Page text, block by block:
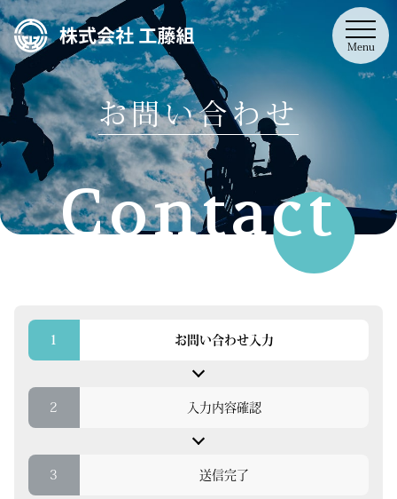
Menu
お問い合わせ
Contact
1 お問い合わせ入力
2 入力内容確認
3 送信完了